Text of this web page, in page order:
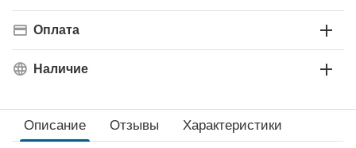
Оплата
Наличие
Описание Отзывы Характеристики